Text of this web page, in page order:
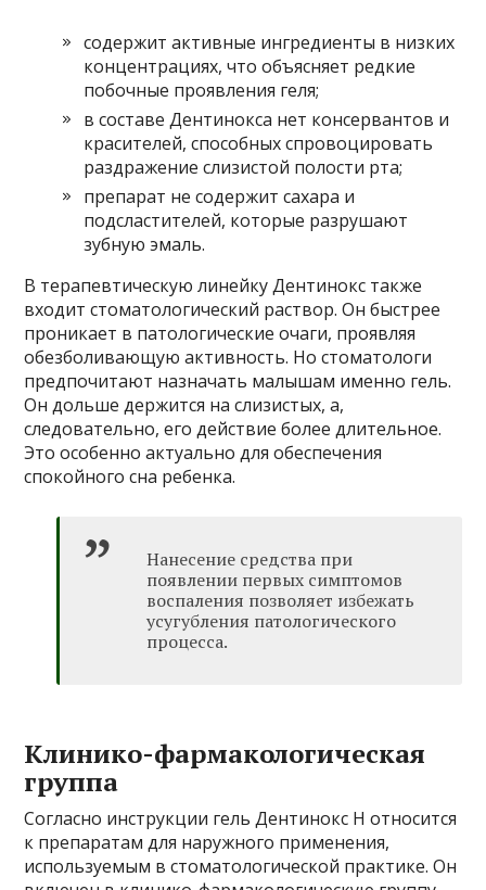
содержит активные ингредиенты в низких
концентрациях, что объясняет редкие
побочные проявления геля;
в составе Дентинокса нет консервантов и
красителей, способных спровоцировать
раздражение слизистой полости рта;
препарат не содержит сахара и
подсластителей, которые разрушают
зубную эмаль.
В терапевтическую линейку Дентинокс также
входит стоматологический раствор. Он быстрее
проникает в патологические очаги, проявляя
обезболивающую активность. Но стоматологи
предпочитают назначать малышам именно гель.
Он дольше держится на слизистых, а,
следовательно, его действие более длительное.
Это особенно актуально для обеспечения
спокойного сна ребенка.
Нанесение средства при
появлении первых симптомов
воспаления позволяет избежать
усугубления патологического
процесса.
Клинико-фармакологическая
группа
Согласно инструкции гель Дентинокс Н относится
к препаратам для наружного применения,
используемым в стоматологической практике. Он